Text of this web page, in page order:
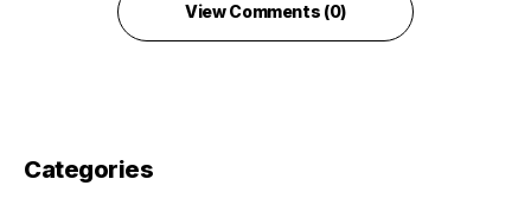
View Comments (0)
Categories